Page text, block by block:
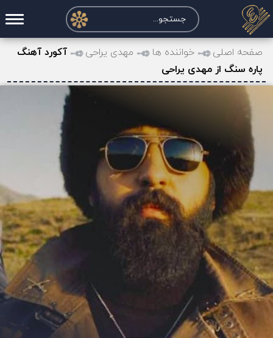
صفحه اصلی
درخواست آکورد
تماس با ما
حساب کاربری
صفحه اصلی خواننده ها مهدی یراحی
آکورد آهنگ
پاره سنگ از مهدی یراحی